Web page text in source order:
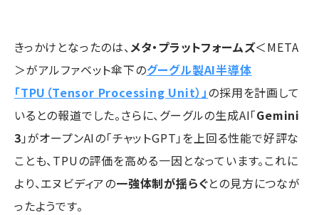
きっかけとなったのは、メタ・プラットフォームズ＜META
＞がアルファベット傘下のグーグル製AI半導体
「TPU（Tensor Processing Unit）」の採用を計画して
いるとの報道でした。さらに、グーグルの生成AI「Gemini
3 」がオープンAIの「チャットGPT」を上回る性能で好評な
ことも、TPUの評価を高める一因となっています。これに
より、エヌビディアの一強体制が揺らぐとの見方につなが
ったようです。